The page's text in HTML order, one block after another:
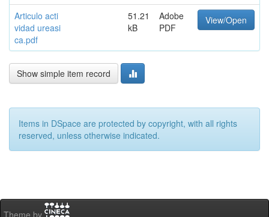
Articulo acti
vidad ureasi
ca.pdf
51.21
kB
Adobe
PDF
View/Open
Show simple item record
Items in DSpace are protected by copyright, with all rights
reserved, unless otherwise indicated.